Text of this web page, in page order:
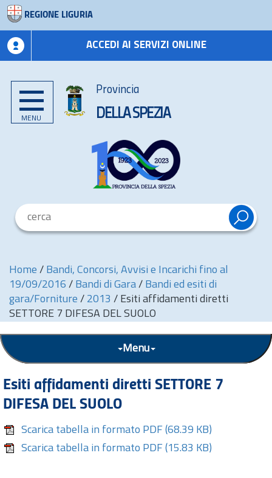
REGIONE LIGURIA
ACCEDI AI SERVIZI ONLINE
MENU
Provincia
DELLA SPEZIA
Home / Bandi, Concorsi, Avvisi e Incarichi fino al
19/09/2016 / Bandi di Gara / Bandi ed esiti di
gara/Forniture / 2013 / Esiti affidamenti diretti
SETTORE 7 DIFESA DEL SUOLO
Menu
Esiti affidamenti diretti SETTORE 7
DIFESA DEL SUOLO
Scarica tabella in formato PDF (68.39 KB)
Scarica tabella in formato PDF (15.83 KB)